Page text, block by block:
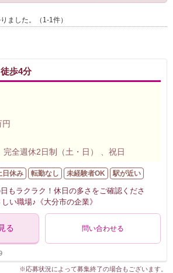
ました。（1-1件）
歩4分
全週休2日制（土・日） 、祝日
日休み 転勤なし 未経験者OK 駅が近い
もラクラク！休日の多さをご確認くださ
い職場♪《大分市の企業》
る 問い合わせる
※応募状況によって募集終了の場合もございます。